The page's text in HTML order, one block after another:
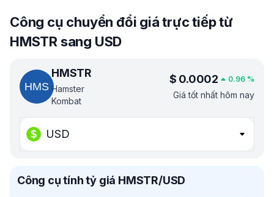
Công cụ chuyển đổi giá trực tiếp từ
HMSTR sang USD
HMSTR
Hamster
Kombat
$ 0.0002 0.96 %
Giá tốt nhất hôm nay
USD
Công cụ tính tỷ giá HMSTR/USD